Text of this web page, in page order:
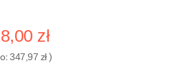
zł
347,97 zł)